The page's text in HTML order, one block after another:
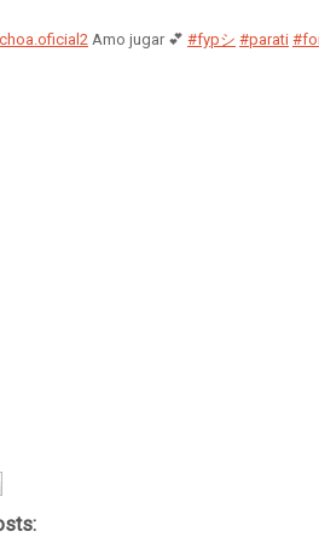
Amo jugar 💕 #fypシ #parati